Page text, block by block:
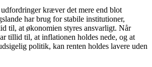
udfordringer kræver det mere end blot
har brug for stabile institutioner,
til, at økonomien styres ansvarligt. Når
tillid til, at inflationen holdes nede, og at
politik, kan renten holdes lavere uden